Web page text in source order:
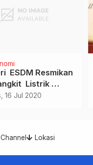
ESDM Resmikan
Listrik
MW Tersebar
16 Jul 2020
Lokasi